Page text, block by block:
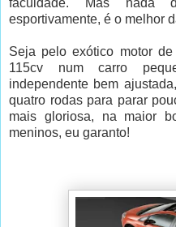
faculdade. Mas nada
esportivamente, é o melhor
Seja pelo exótico motor
115cv num carro
independente bem
quatro rodas para parar
mais gloriosa, na maior
meninos, eu garanto!